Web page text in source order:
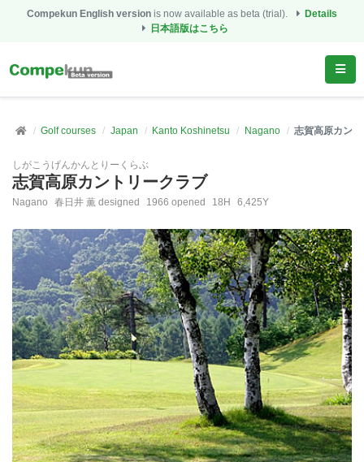
Compekun English version is now available as beta (trial).
Details
日本語版はこちら
Golf courses Japan Kanto Koshinetsu Nagano 志賀高原カン
しがこうげんかんとりーくらぶ
志賀高原カントリークラブ
Nagano 春日井 薫 designed 1966 opened 18H 6,425Y